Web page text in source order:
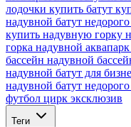
лодочки купить батут
надувной батут недорого
купить надувную горку
горка надувной аквапарк
бассейн надувной
надувной батут для
надувной батут недорого
футбол цирк эксклюзив
Теги